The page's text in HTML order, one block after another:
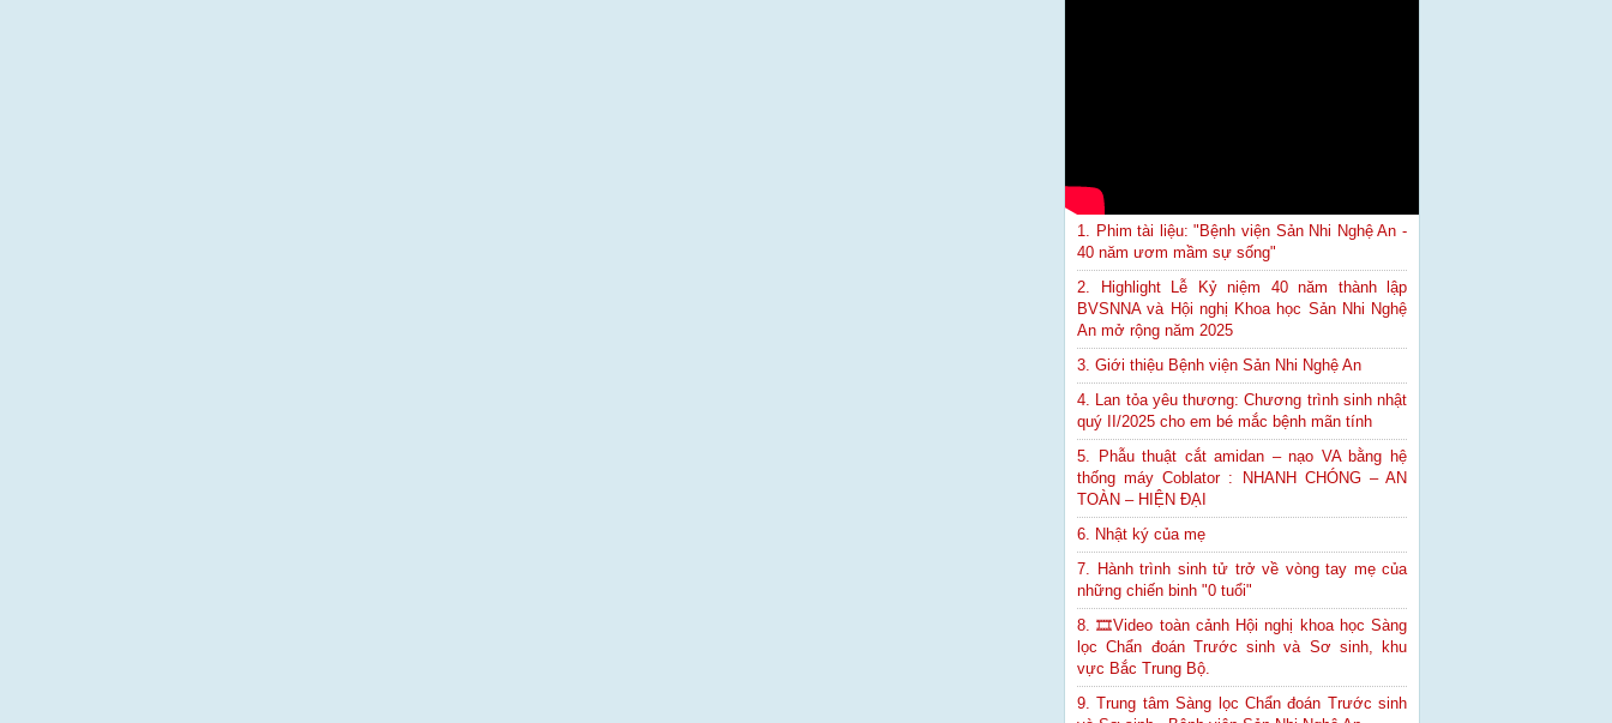
1. Phim tài liệu: "Bệnh viện Sản Nhi Nghệ An -
40 năm ươm mầm sự sống"
2. Highlight Lễ Kỷ niệm 40 năm thành lập
BVSNNA và Hội nghị Khoa học Sản Nhi Nghệ
An mở rộng năm 2025
3. Giới thiệu Bệnh viện Sản Nhi Nghệ An
4. Lan tỏa yêu thương: Chương trình sinh nhật
quý II/2025 cho em bé mắc bệnh mãn tính
5. Phẫu thuật cắt amidan – nạo VA bằng hệ
thống máy Coblator : NHANH CHÓNG – AN
TOÀN – HIỆN ĐẠI
6. Nhật ký của mẹ
7. Hành trình sinh tử trở về vòng tay mẹ của
những chiến binh "0 tuổi"
8. 🎞Video toàn cảnh Hội nghị khoa học Sàng
lọc Chẩn đoán Trước sinh và Sơ sinh, khu
vực Bắc Trung Bộ.
9. Trung tâm Sàng lọc Chẩn đoán Trước sinh